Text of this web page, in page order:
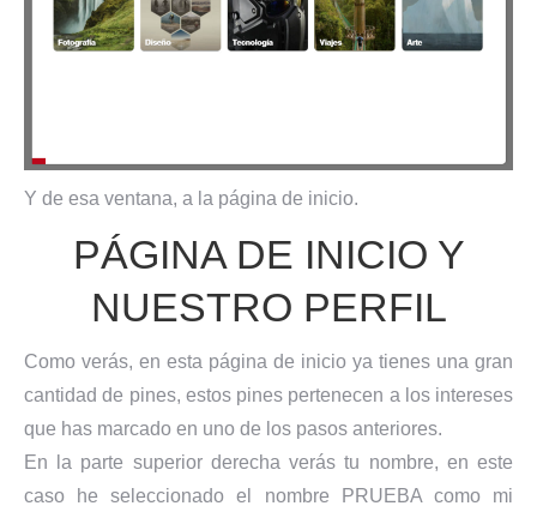
Y de esa ventana, a la página de inicio.
PÁGINA DE INICIO Y
NUESTRO PERFIL
Como verás, en esta página de inicio ya tienes una gran
cantidad de pines, estos pines pertenecen a los intereses
que has marcado en uno de los pasos anteriores.
En la parte superior derecha verás tu nombre, en este
caso he seleccionado el nombre PRUEBA como mi